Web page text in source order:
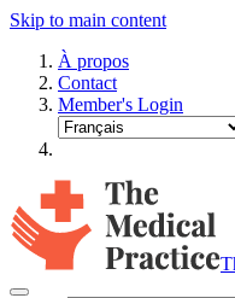
Skip to main content
À propos
Contact
Member's Login